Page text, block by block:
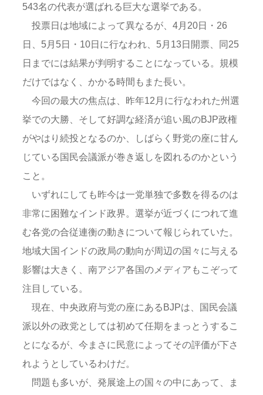
543名の代表が選ばれる巨大な選挙である。
投票日は地域によって異なるが、4月20日・26
日、5月5日・10日に行なわれ、5月13日開票、同25
日までには結果が判明することになっている。規模
だけではなく、かかる時間もまた長い。
今回の最大の焦点は、昨年12月に行なわれた州選
挙での大勝、そして好調な経済が追い風のBJP政権
がやはり続投となるのか、しばらく野党の座に甘ん
じている国民会議派が巻き返しを図れるのかという
こと。
いずれにしても昨今は一党単独で多数を得るのは
非常に困難なインド政界。選挙が近づくにつれて進
む各党の合従連衡の動きについて報じられていた。
地域大国インドの政局の動向が周辺の国々に与える
影響は大きく、南アジア各国のメディアもこぞって
注目している。
現在、中央政府与党の座にあるBJPは、国民会議
派以外の政党としては初めて任期をまっとうするこ
とになるが、今まさに民意によってその評価が下さ
れようとしているわけだ。
問題も多いが、発展途上の国々の中にあって、ま